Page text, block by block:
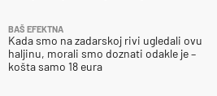
BAŠ EFEKTNA
Kada smo na zadarskoj rivi ugledali ovu
haljinu, morali smo doznati odakle je –
košta samo 18 eura